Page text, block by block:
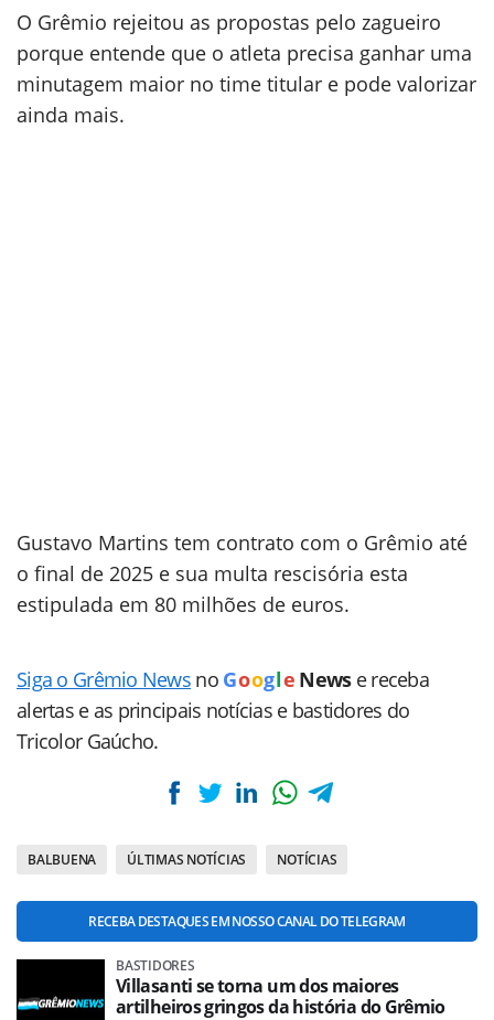
O Grêmio rejeitou as propostas pelo zagueiro
porque entende que o atleta precisa ganhar uma
minutagem maior no time titular e pode valorizar
ainda mais.
Gustavo Martins tem contrato com o Grêmio até
o final de 2025 e sua multa rescisória esta
estipulada em 80 milhões de euros.
Siga o Grêmio News no Goog le News e receba
alertas e as principais notícias e bastidores do
Tricolor Gaúcho.
BALBUENA ÚLTIMAS NOTÍCIAS NOTÍCIAS
RECEBA DESTAQUES EM NOSSO CANAL DO TELEGRAM
BASTIDORES
Villasanti se torna um dos maiores
artilheiros gringos da história do Grêmio